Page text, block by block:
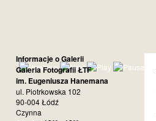
Informacje o Galerii
Galeria Fotografii ŁTF
im. Eugeniusza Hanemana
ul. Piotrkowska 102
90-004 Łódź
Czynna